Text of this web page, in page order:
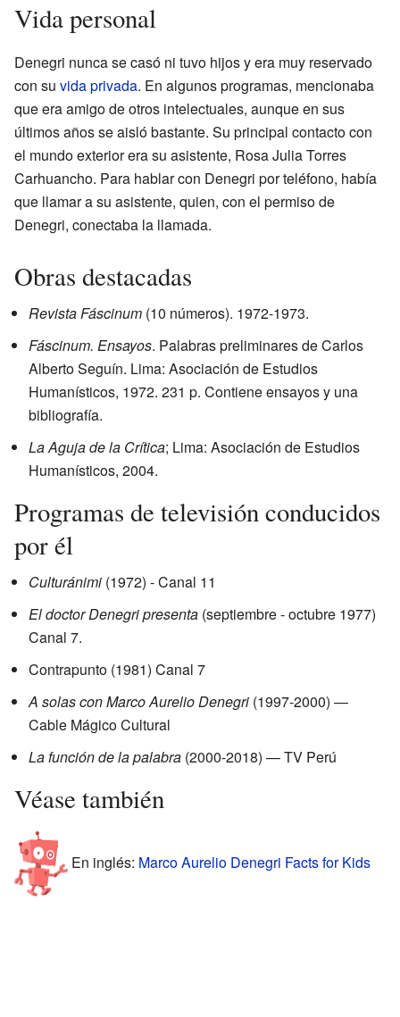
Vida personal
Denegri nunca se casó ni tuvo hijos y era muy reservado
con su vida privada. En algunos programas, mencionaba
que era amigo de otros intelectuales, aunque en sus
últimos años se aisló bastante. Su principal contacto con
el mundo exterior era su asistente, Rosa Julia Torres
Carhuancho. Para hablar con Denegri por teléfono, había
que llamar a su asistente, quien, con el permiso de
Denegri, conectaba la llamada.
Obras destacadas
Revista Fáscinum (10 números). 1972-1973.
Fáscinum. Ensayos. Palabras preliminares de Carlos
Alberto Seguín. Lima: Asociación de Estudios
Humanísticos, 1972. 231 p. Contiene ensayos y una
bibliografía.
La Aguja de la Crítica; Lima: Asociación de Estudios
Humanísticos, 2004.
Programas de televisión conducidos
por él
Culturánimi (1972) - Canal 11
El doctor Denegri presenta (septiembre - octubre 1977)
Canal 7.
Contrapunto (1981) Canal 7
A solas con Marco Aurelio Denegri (1997-2000) —
Cable Mágico Cultural
La función de la palabra (2000-2018) — TV Perú
Véase también
En inglés: Marco Aurelio Denegri Facts for Kids